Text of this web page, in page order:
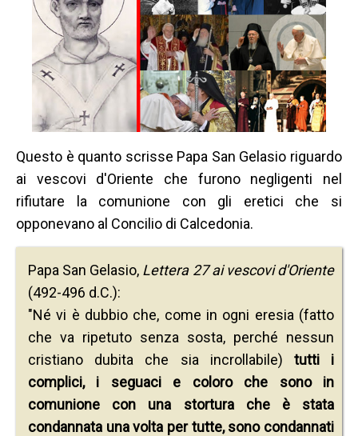
Questo è quanto scrisse Papa San Gelasio riguardo
ai vescovi d'Oriente che furono negligenti nel
rifiutare la comunione con gli eretici che si
opponevano al Concilio di Calcedonia.
Papa San Gelasio, Lettera 27 ai vescovi d'Oriente
(492-496 d.C.):
"Né vi è dubbio che, come in ogni eresia (fatto
che va ripetuto senza sosta, perché nessun
cristiano dubita che sia incrollabile) tutti i
complici, i seguaci e coloro che sono in
comunione con una stortura che è stata
condannata una volta per tutte, sono condannati